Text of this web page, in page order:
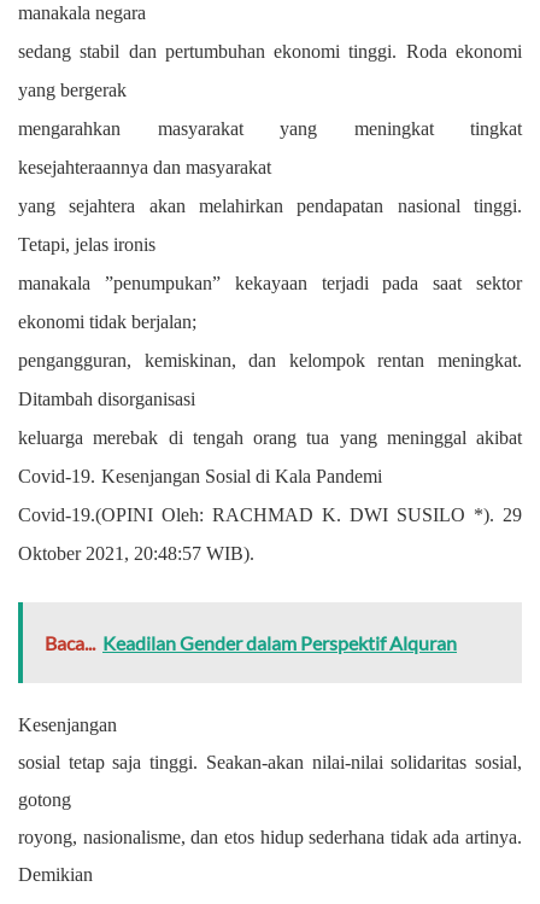
manakala negara
sedang stabil dan pertumbuhan ekonomi tinggi. Roda ekonomi
yang bergerak
mengarahkan masyarakat yang meningkat tingkat
kesejahteraannya dan masyarakat
yang sejahtera akan melahirkan pendapatan nasional tinggi.
Tetapi, jelas ironis
manakala ”penumpukan” kekayaan terjadi pada saat sektor
ekonomi tidak berjalan;
pengangguran, kemiskinan, dan kelompok rentan meningkat.
Ditambah disorganisasi
keluarga merebak di tengah orang tua yang meninggal akibat
Covid-19. Kesenjangan Sosial di Kala Pandemi
Covid-19.(OPINI Oleh: RACHMAD K. DWI SUSILO *). 29
Oktober 2021, 20:48:57 WIB).
Baca... Keadilan Gender dalam Perspektif Alquran
Kesenjangan
sosial tetap saja tinggi. Seakan-akan nilai-nilai solidaritas sosial,
gotong
royong, nasionalisme, dan etos hidup sederhana tidak ada artinya.
Demikian